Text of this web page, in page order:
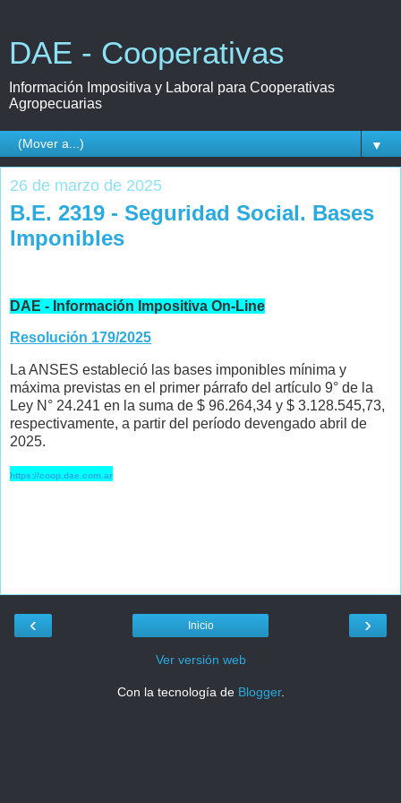
DAE - Cooperativas
Información Impositiva y Laboral para Cooperativas
Agropecuarias
▼
26 de marzo de 2025
B.E. 2319 - Seguridad Social. Bases
Imponibles
DAE - Información Impositiva On-Line
Resolución 179/2025
La ANSES estableció las bases imponibles mínima y
máxima previstas en el primer párrafo del artículo 9° de la
Ley N° 24.241 en la suma de $ 96.264,34 y $ 3.128.545,73,
respectivamente, a partir del período devengado abril de
2025.
https://coop.dae.com.ar
‹ ›
Inicio
Ver versión web
Con la tecnología de Blogger.